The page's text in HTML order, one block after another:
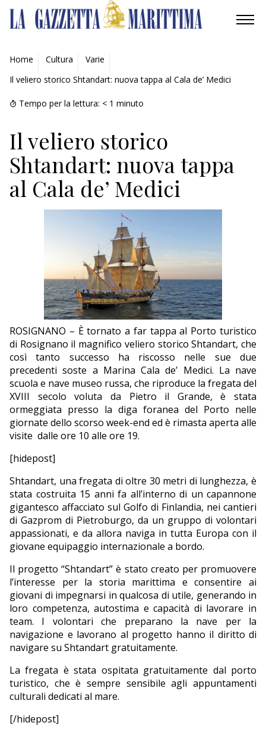
AMBIENTE
MOBILITÀ
INDUSTRIA
RICERCA
ECONOMIA
TURISMO
EDITORIALI
Home Cultura
Varie
Il veliero storico Shtandart: nuova tappa al Cala de’ Medici
Tempo per la lettura: < 1 minuto
Il veliero storico
Shtandart: nuova tappa
al Cala de’ Medici
ROSIGNANO – È tornato a far tappa al Porto turistico
di Rosignano il magnifico veliero storico Shtandart, che
così tanto successo ha riscosso nelle sue due
precedenti soste a Marina Cala de’ Medici. La nave
scuola e nave museo russa, che riproduce la fregata del
XVIII secolo voluta da Pietro il Grande, è stata
ormeggiata presso la diga foranea del Porto nelle
giornate dello scorso week-end ed è rimasta aperta alle
visite dalle ore 10 alle ore 19.
[hidepost]
Shtandart, una fregata di oltre 30 metri di lunghezza, è
stata costruita 15 anni fa all’interno di un capannone
gigantesco affacciato sul Golfo di Finlandia, nei cantieri
di Gazprom di Pietroburgo, da un gruppo di volontari
appassionati, e da allora naviga in tutta Europa con il
giovane equipaggio internazionale a bordo.
Il progetto “Shtandart” è stato creato per promuovere
l’interesse per la storia marittima e consentire ai
giovani di impegnarsi in qualcosa di utile, generando in
loro competenza, autostima e capacità di lavorare in
team. I volontari che preparano la nave per la
navigazione e lavorano al progetto hanno il diritto di
navigare su Shtandart gratuitamente.
La fregata è stata ospitata gratuitamente dal porto
turistico, che è sempre sensibile agli appuntamenti
culturali dedicati al mare.
[/hidepost]